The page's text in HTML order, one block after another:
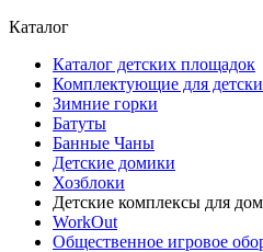
Каталог
Каталог детских площадок
Комплектующие для
Зимние горки
Батуты
Банные Чаны
Детские домики
Хозблоки
Детские комплексы для
WorkOut
Общественное игровое